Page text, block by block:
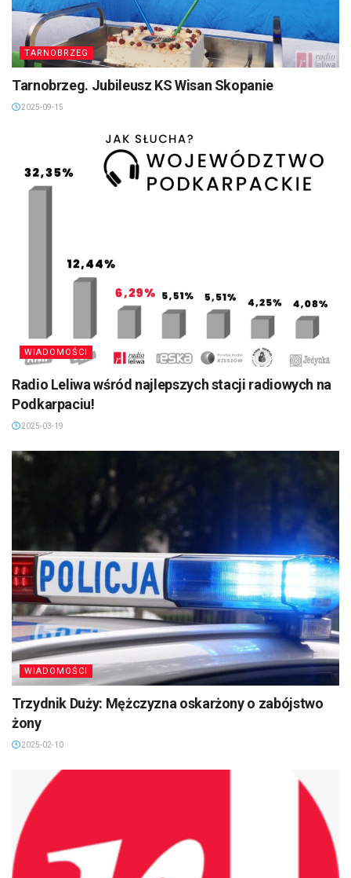
TARNOBRZEG
Tarnobrzeg. Jubileusz KS Wisan Skopanie
2025-09-15
WIADOMOŚCI
Radio Leliwa wśród najlepszych stacji radiowych na
Podkarpaciu!
2025-03-19
WIADOMOŚCI
Trzydnik Duży: Mężczyzna oskarżony o zabójstwo
żony
2025-02-10